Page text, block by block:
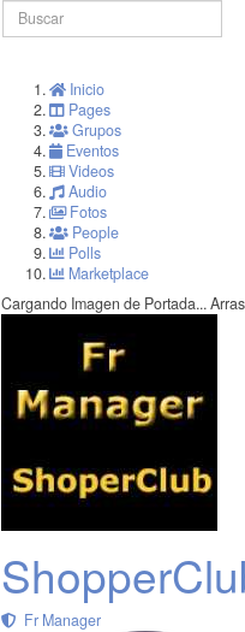
Inicio
Pages
Grupos
Eventos
Videos
Audio
Fotos
People
Polls
Marketplace
Cargando Imagen de Portada...
Fr Manager